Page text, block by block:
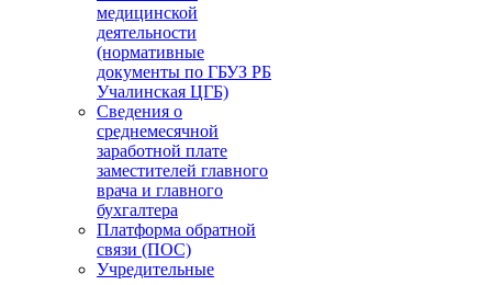
медицинской
деятельности
(нормативные
документы по ГБУЗ РБ
Учалинская ЦГБ)
Сведения о
среднемесячной
заработной плате
заместителей главного
врача и главного
бухгалтера
Платформа обратной
связи (ПОС)
Учредительные